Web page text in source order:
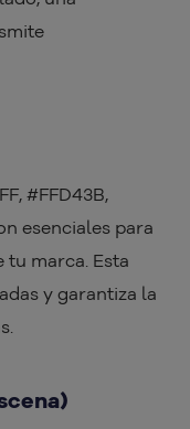
#FFD43B,
esenciales para
tu marca. Esta
y garantiza la